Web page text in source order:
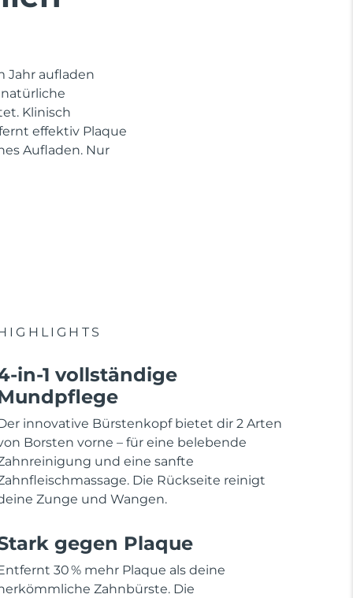
Jahr aufladen
Klinisch
effektiv Plaque
Aufladen. Nur
in-1 vollständige
innovative Bürstenkopf bietet dir 2 Arten
Borsten vorne – für eine belebende
und eine sanfte
Die Rückseite reinigt
Zunge und Wangen.
gegen Plaque
30 % mehr Plaque als deine
Zahnbürste. Die